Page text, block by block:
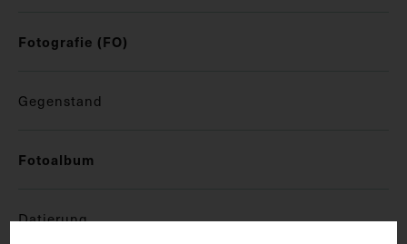
Fotografie (FO)
Gegenstand
Fotoalbum
Datierung